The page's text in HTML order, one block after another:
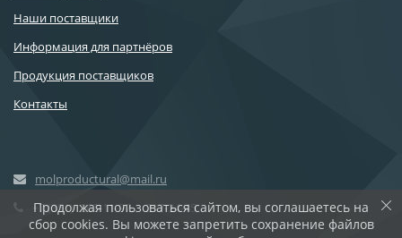
Наши поставщики
Информация для партнёров
Продукция поставщиков
Контакты
molproductural@mail.ru
+7 (351)262-11-97, 217-24-45
Продолжая пользоваться сайтом, вы соглашаетесь на
сбор cookies. Вы можете запретить сохранение файлов